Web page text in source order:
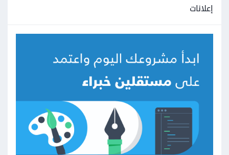
إعلانات